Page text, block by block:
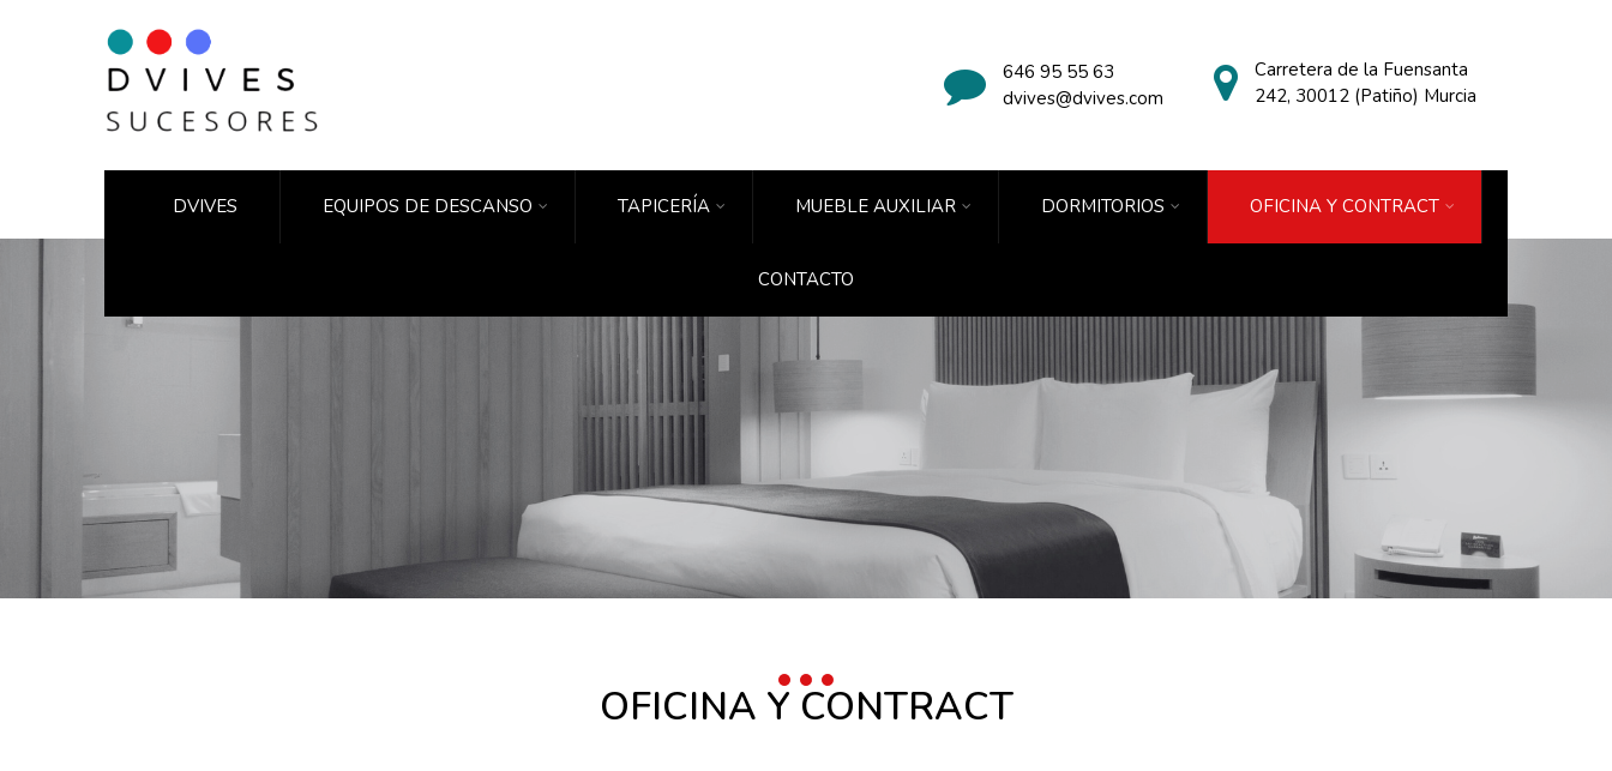
646 95 55 63
dvives@dvives.com
Carretera de la Fuensanta
242, 30012 (Patiño) Murcia
DVIVES EQUIPOS DE DESCANSO TAPICERÍA MUEBLE AUXILIAR DORMITORIOS OFICINA Y CONTRACT
CONTACTO
OFICINA Y CONTRACT